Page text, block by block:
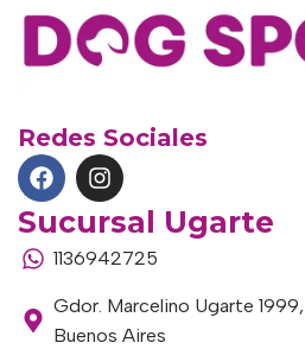
Redes Sociales
Sucursal Ugarte
1136942725
Gdor. Marcelino Ugarte
Buenos Aires